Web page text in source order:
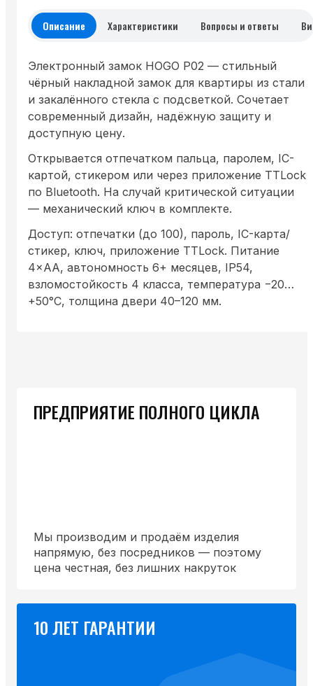
Описание Характеристики Вопросы и ответы
Электронный замок HOGO P02 — стильный
чёрный накладной замок для квартиры из стали
и закалённого стекла с подсветкой. Сочетает
современный дизайн, надёжную защиту и
доступную цену.
Открывается отпечатком пальца, паролем, IC-
картой, стикером или через приложение TTLock
по Bluetooth. На случай критической ситуации
— механический ключ в комплекте.
Доступ: отпечатки (до 100), пароль, IC-карта/
стикер, ключ, приложение TTLock. Питание
4×AA, автономность 6+ месяцев, IP54,
взломостойкость 4 класса, температура −20…
+50°C, толщина двери 40–120 мм.
ПРЕДПРИЯТИЕ ПОЛНОГО ЦИКЛА
Мы производим и продаём изделия
напрямую, без посредников — поэтому
цена честная, без лишних накруток
10 ЛЕТ ГАРАНТИИ